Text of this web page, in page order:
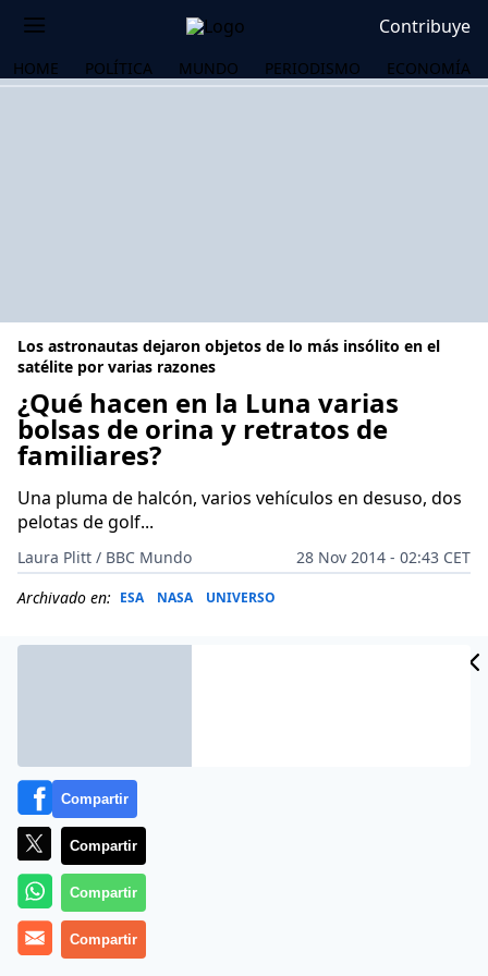
Contribuye
HOME POLÍTICA MUNDO PERIODISMO ECONOMÍA
Los astronautas dejaron objetos de lo más insólito en el
satélite por varias razones
¿Qué hacen en la Luna varias
bolsas de orina y retratos de
familiares?
Una pluma de halcón, varios vehículos en desuso, dos
pelotas de golf...
Laura Plitt / BBC Mundo
28 Nov 2014 - 02:43 CET
Archivado en: ESA NASA UNIVERSO
Una pluma de halcón, varios vehículos en desuso, dos
Compartir
Compartir
Compartir
Compartir